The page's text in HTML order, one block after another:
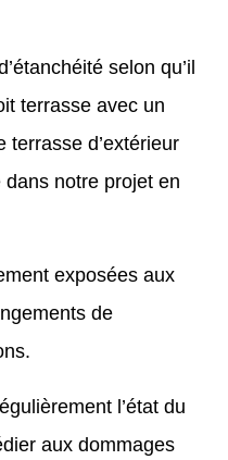
selon qu’il
terrasse avec un
terrasse d’extérieur
notre projet en
exposées aux
de
l’état du
aux dommages